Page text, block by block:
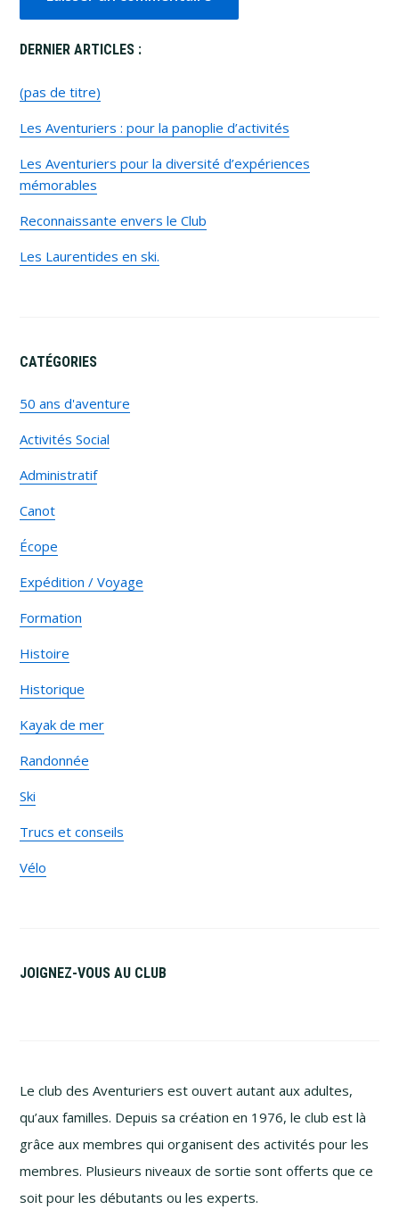
Primary
Sidebar
DERNIER ARTICLES :
(pas de titre)
Les Aventuriers : pour la panoplie d’activités
Les Aventuriers pour la diversité d’expériences
mémorables
Reconnaissante envers le Club
Les Laurentides en ski.
CATÉGORIES
50 ans d'aventure
Activités Social
Administratif
Canot
Écope
Expédition / Voyage
Formation
Histoire
Historique
Kayak de mer
Randonnée
Ski
Trucs et conseils
Vélo
JOIGNEZ-VOUS AU CLUB
Le club des Aventuriers est ouvert autant aux adultes,
qu’aux familles. Depuis sa création en 1976, le club est là
grâce aux membres qui organisent des activités pour les
membres. Plusieurs niveaux de sortie sont offerts que ce
soit pour les débutants ou les experts.